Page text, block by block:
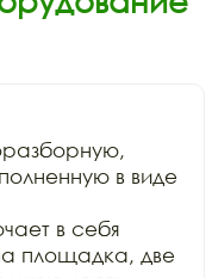
в виде
в себя
площадка, две